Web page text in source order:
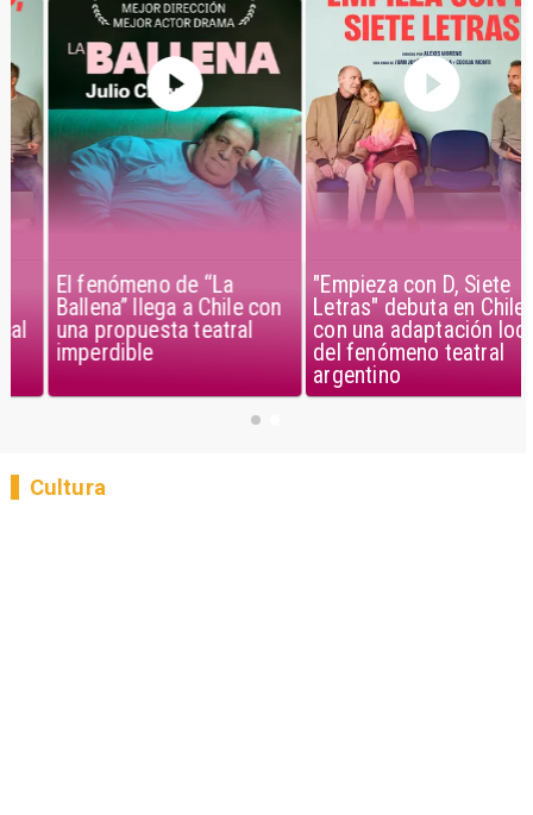
El fenómeno de “La
Ballena” llega a Chile con
una propuesta teatral
imperdible
"Empieza con D, Siete
Letras" debuta en Chile
con una adaptación local
del fenómeno teatral
argentino
Cultura